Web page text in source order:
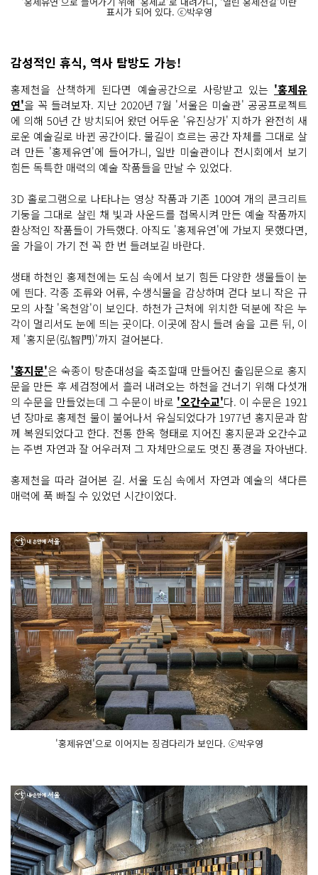
표시가 되어 있다. ⓒ박우영
감성적인 휴식, 역사 탐방도 가능!
홍제천을 산책하게 된다면 예술공간으로 사랑받고 있는 '홍제유
연'을 꼭 들려보자. 지난 2020년 7월 '서울은 미술관' 공공프로젝트
에 의해 50년 간 방치되어 왔던 어두운 '유진상가' 지하가 완전히 새
로운 예술길로 바뀐 공간이다. 물길이 흐르는 공간 자체를 그대로 살
려 만든 '홍제유연'에 들어가니, 일반 미술관이나 전시회에서 보기
힘든 독특한 매력의 예술 작품들을 만날 수 있었다.
3D 홀로그램으로 나타나는 영상 작품과 기존 100여 개의 콘크리트
기둥을 그대로 살린 채 빛과 사운드를 접목시켜 만든 예술 작품까지
환상적인 작품들이 가득했다. 아직도 '홍제유연'에 가보지 못했다면,
올 가을이 가기 전 꼭 한 번 들려보길 바란다.
생태 하천인 홍제천에는 도심 속에서 보기 힘든 다양한 생물들이 눈
에 띈다. 각종 조류와 어류, 수생식물을 감상하며 걷다 보니 작은 규
모의 사찰 '옥천암'이 보인다. 하천가 근처에 위치한 덕분에 작은 누
각이 멀리서도 눈에 띄는 곳이다. 이곳에 잠시 들려 숨을 고른 뒤, 이
제 '홍지문(弘智門)'까지 걸어본다.
'홍지문'은 숙종이 탕춘대성을 축조할때 만들어진 출입문으로 홍지
문을 만든 후 세검정에서 흘러 내려오는 하천을 건너기 위해 다섯개
의 수문을 만들었는데 그 수문이 바로 '오간수교'다. 이 수문은 1921
년 장마로 홍제천 물이 불어나서 유실되었다가 1977년 홍지문과 함
께 복원되었다고 한다. 전통 한옥 형태로 지어진 홍지문과 오간수교
는 주변 자연과 잘 어우러져 그 자체만으로도 멋진 풍경을 자아낸다.
홍제천을 따라 걸어본 길. 서울 도심 속에서 자연과 예술의 색다른
매력에 푹 빠질 수 있었던 시간이었다.
'홍제유연'으로 이어지는 징검다리가 보인다. ⓒ박우영